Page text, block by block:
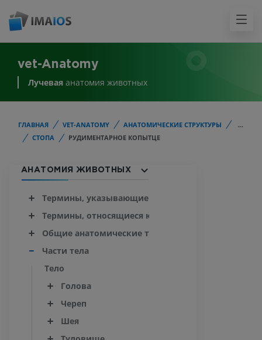
vet-Anatomy
Лучевая анатомия животных
ГЛАВНАЯ VET-ANATOMY АНАТОМИЧЕСКИЕ СТРУКТУРЫ
...
СТОПА
РУДИМЕНТАРНОЕ КОПЫТЦЕ
АНАТОМИЯ ЖИВОТНЫХ
Термины, указывающие расположение и
Термины, относящиеся к конечностям
Общие анатомические термины
Части тела
Тело
Голова
Череп
Шея